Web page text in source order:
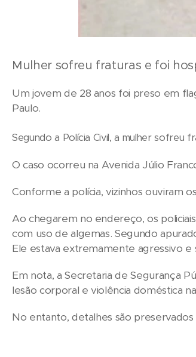
Mulher sofreu fraturas e foi
Um jovem de 28 anos foi preso em
Paulo.
Segundo a Polícia Civil, a mulher sofreu
O caso ocorreu na Avenida Júlio
Conforme a polícia, vizinhos ouviram
Ao chegarem no endereço, os
com uso de algemas. Segundo
Ele estava extremamente agressivo
Em nota, a Secretaria de Segurança
lesão corporal e violência doméstica
No entanto, detalhes são